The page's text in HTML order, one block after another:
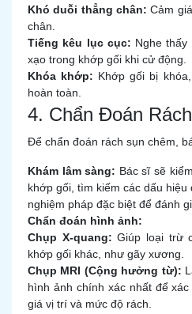
Khó duỗi thẳng chân: Cảm
chân.
Tiếng kêu lục cục: Nghe
xạo trong khớp gối khi cử động.
Khóa khớp: Khớp gối bị
hoàn toàn.
4. Chẩn Đoán
Để chẩn đoán rách sụn chêm,
Khám lâm sàng: Bác sĩ sẽ
khớp gối, tìm kiếm các dấu
nghiệm pháp đặc biệt để đánh
Chẩn đoán hình ảnh:
Chụp X-quang: Giúp loại trừ
khớp gối khác, như gãy xương.
Chụp MRI (Cộng hưởng từ):
hình ảnh chính xác nhất để
giá vị trí và mức độ rách.